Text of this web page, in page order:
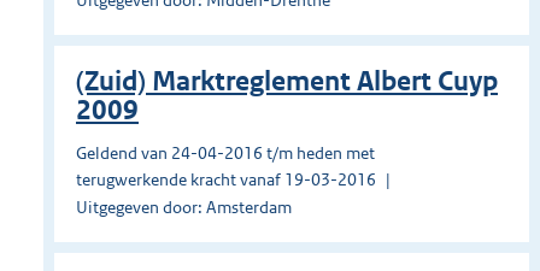
(Zuid) Marktreglement Albert Cuyp
2009
Geldend van 24-04-2016 t/m heden met
terugwerkende kracht vanaf 19-03-2016
Uitgegeven door: Amsterdam